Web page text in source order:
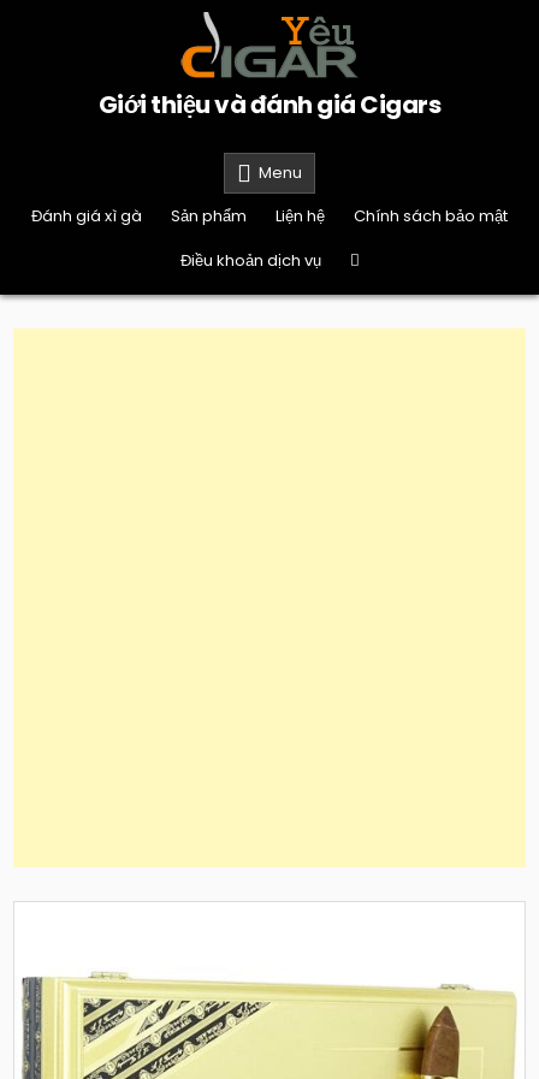
Giới thiệu và đánh giá Cigars
Menu
Đánh giá xì gà
Sản phẩm Liện hệ
Chính sách bảo mật
Điều khoản dịch vụ